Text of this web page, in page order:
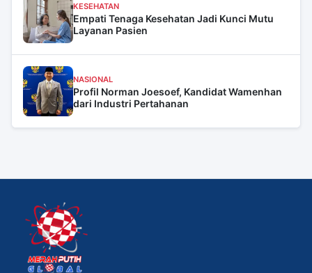
KESEHATAN
Empati Tenaga Kesehatan Jadi Kunci Mutu
Layanan Pasien
NASIONAL
Profil Norman Joesoef, Kandidat Wamenhan
dari Industri Pertahanan